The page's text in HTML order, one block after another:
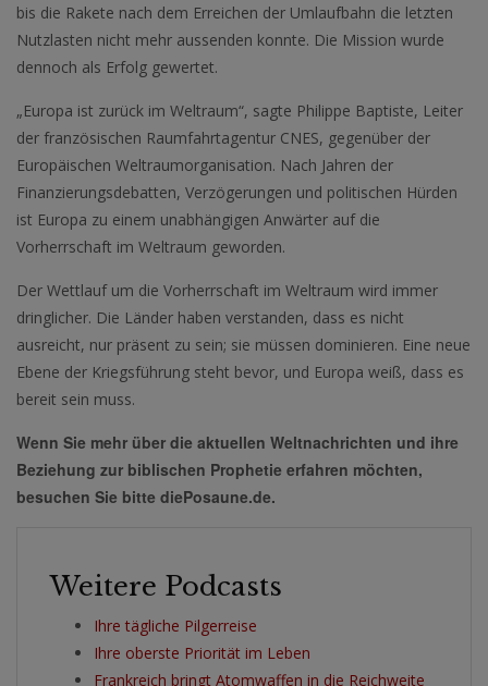
bis die Rakete nach dem Erreichen der Umlaufbahn die letzten
Nutzlasten nicht mehr aussenden konnte. Die Mission wurde
dennoch als Erfolg gewertet.
„Europa ist zurück im Weltraum“, sagte Philippe Baptiste, Leiter
der französischen Raumfahrtagentur CNES, gegenüber der
Europäischen Weltraumorganisation. Nach Jahren der
Finanzierungsdebatten, Verzögerungen und politischen Hürden
ist Europa zu einem unabhängigen Anwärter auf die
Vorherrschaft im Weltraum geworden.
Der Wettlauf um die Vorherrschaft im Weltraum wird immer
dringlicher. Die Länder haben verstanden, dass es nicht
ausreicht, nur präsent zu sein; sie müssen dominieren. Eine neue
Ebene der Kriegsführung steht bevor, und Europa weiß, dass es
bereit sein muss.
Wenn Sie mehr über die aktuellen Weltnachrichten und ihre
Beziehung zur biblischen Prophetie erfahren möchten,
besuchen Sie bitte diePosaune.de.
Weitere Podcasts
Ihre tägliche Pilgerreise
Ihre oberste Priorität im Leben
Frankreich bringt Atomwaffen in die Reichweite